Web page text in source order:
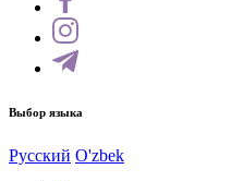
Выбор языка
Русский O'zbek